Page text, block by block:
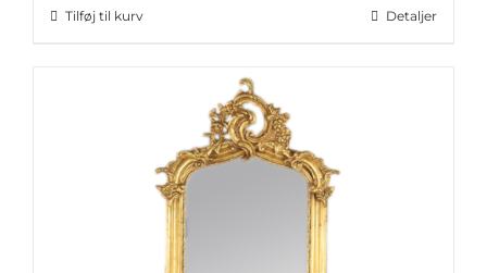
Tilføj til kurv Detaljer